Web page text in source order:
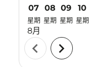
07
星期
8月
08
星期
09
星期
10
星期
chevron_left chevron_right